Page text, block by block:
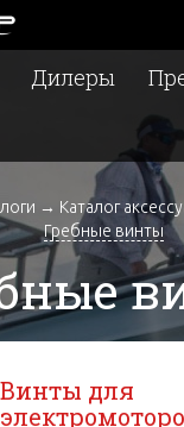
Дилеры
→ Каталог
Гребные винты
Винты для